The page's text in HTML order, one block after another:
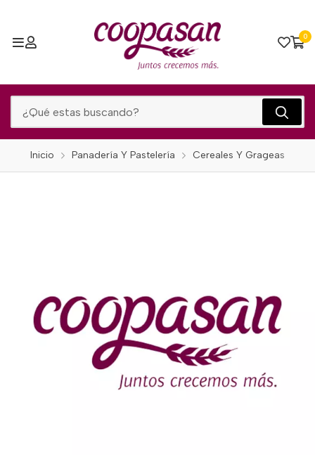
0
Inicio Panadería Y Pastelería Cereales Y Grageas